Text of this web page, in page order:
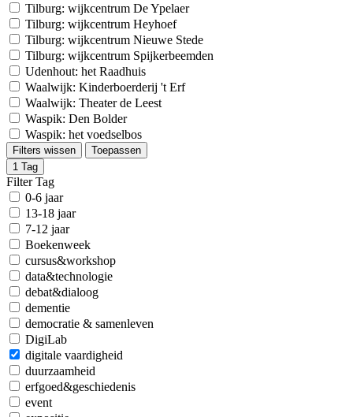
Tilburg: wijkcentrum De Ypelaer
Tilburg: wijkcentrum Heyhoef
Tilburg: wijkcentrum Nieuwe Stede
Tilburg: wijkcentrum Spijkerbeemden
Udenhout: het Raadhuis
Waalwijk: Kinderboerderij 't Erf
Waalwijk: Theater de Leest
Waspik: Den Bolder
Waspik: het voedselbos
Filters wissen
Toepassen
1 Tag
Filter Tag
0-6 jaar
13-18 jaar
7-12 jaar
Boekenweek
cursus&workshop
data&technologie
debat&dialoog
dementie
democratie & samenleven
DigiLab
digitale vaardigheid
duurzaamheid
erfgoed&geschiedenis
event